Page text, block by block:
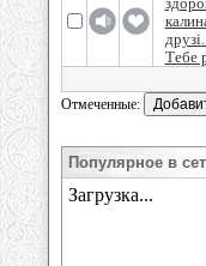
Тебе
Отмеченные:
Популярное в